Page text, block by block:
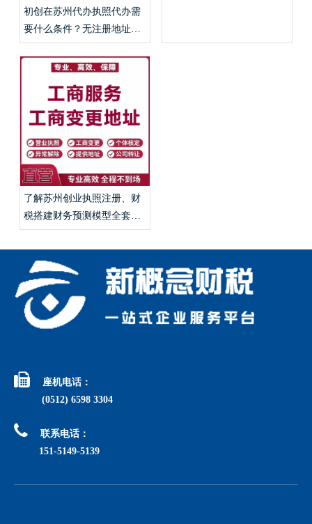
初创在苏州代办执照代办需
要什么条件？无注册地址挂
靠、代账申报费用详解？
了解苏州创业执照注册、财
税搭建财务预测模型全套手
续？

座机电话：
(0512) 6598 3304

联系电话：
151-5149-5139